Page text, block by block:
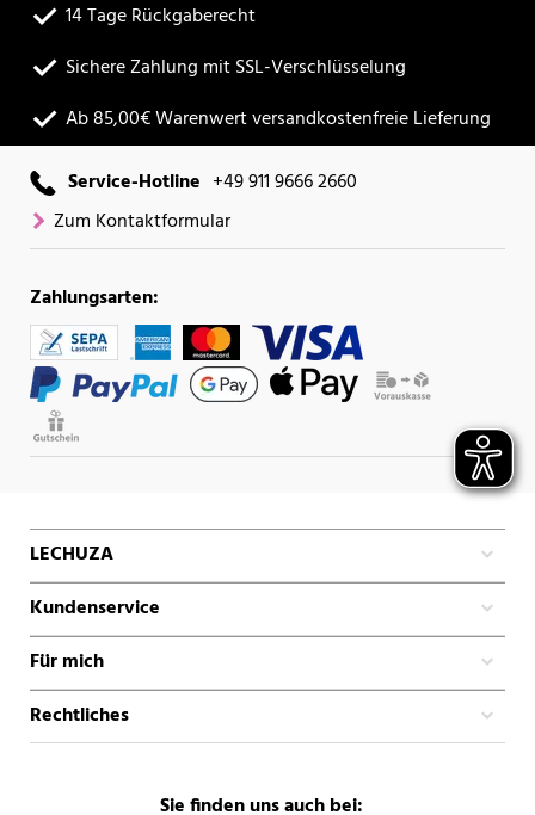
14 Tage Rückgaberecht
Sichere Zahlung mit SSL-Verschlüsselung
Ab 85,00€ Warenwert versandkostenfreie Lieferung
Service-Hotline +49 911 9666 2660
Zum Kontaktformular
Zahlungsarten:
LECHUZA
Kundenservice
Für mich
Rechtliches
Sie finden uns auch bei: